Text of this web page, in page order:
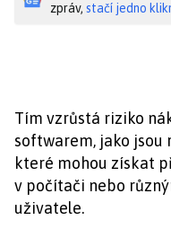
zpráv, stačí jedno
Tím vzrůstá riziko
softwarem, jako jsou
které mohou získat
v počítači nebo
uživatele.